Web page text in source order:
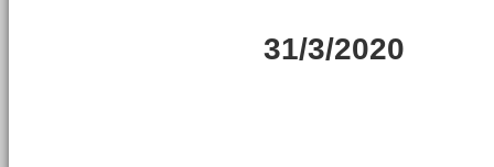
31/3/2020